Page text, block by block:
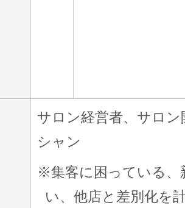
サロン経営者、サロ
シャン
※集客に困っている、
い、他店と差別化を